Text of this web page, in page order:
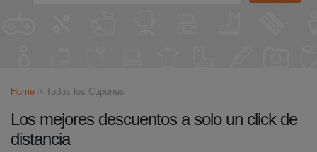
Home > Todos los Cupones
Los mejores descuentos a solo un click de
distancia